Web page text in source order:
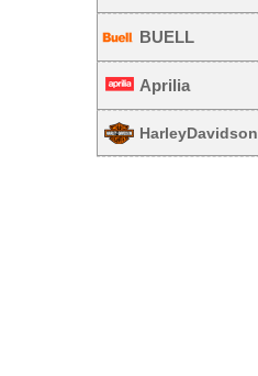
BUELL
Aprilia
HarleyDavidson